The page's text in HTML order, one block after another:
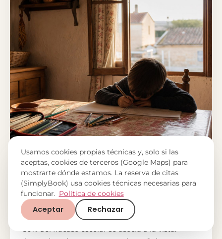
27 DE JULIO DE 2026
Revisión visual niños: verlo antes de
que empiece el curso
La revisión visual en niños evita sustos: hasta el
30% del fracaso escolar se asocia a la vista.
Usamos cookies propias técnicas y, solo si las
aceptas, cookies de terceros (Google Maps) para
mostrarte dónde estamos. La reserva de citas
(SimplyBook) usa cookies técnicas necesarias para
funcionar. Política de cookies
Aceptar Rechazar